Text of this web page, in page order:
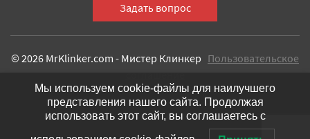
© 2026 MrKlinker.com - Мистер Клинкер Пользовательское
Мы используем cookie-файлы для наилучшего
представления нашего сайта. Продолжая
использовать этот сайт, вы соглашаетесь с